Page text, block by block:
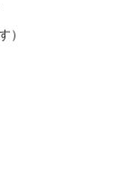
）